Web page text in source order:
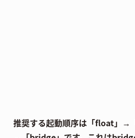
推奨する起動順序は「float」→